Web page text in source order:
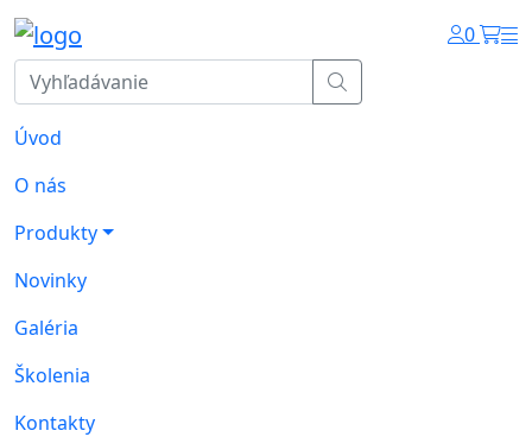
0
Úvod
O nás
Produkty
Novinky
Galéria
Školenia
Kontakty